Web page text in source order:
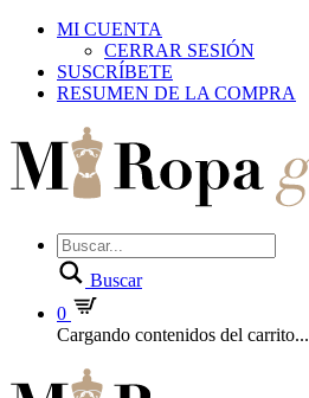
MI CUENTA
CERRAR SESIÓN
SUSCRÍBETE
RESUMEN DE LA COMPRA
Buscar
0
Cargando contenidos del carrito...